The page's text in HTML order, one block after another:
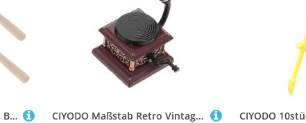
CIYODO 6 Stück Teiliges Mini Baseballschläger Miniatur Deko für Puppenhaus Sportliches Sammler Accessoire Langlebig Realistisch Gestaltete Mini Holzschläger für Kreative Dioramen
CIYODO Maßstab Retro Vintage Phonograph Modell Leichtes Miniatur Plattenspieler Ornament für Puppenhaus Dekoration Sammler